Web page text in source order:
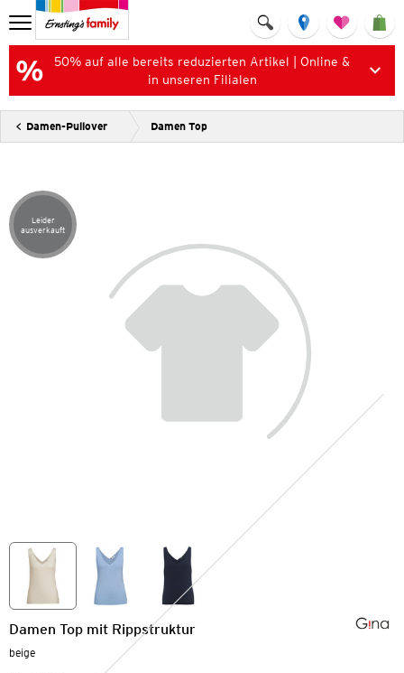
50% auf alle bereits reduzierten Artikel | Online &
in unseren Filialen
Damen-Pullover Damen Top
Artikel leider ausverkauft
Leider
ausverkauft
Damen Top mit Rippstruktur
beige